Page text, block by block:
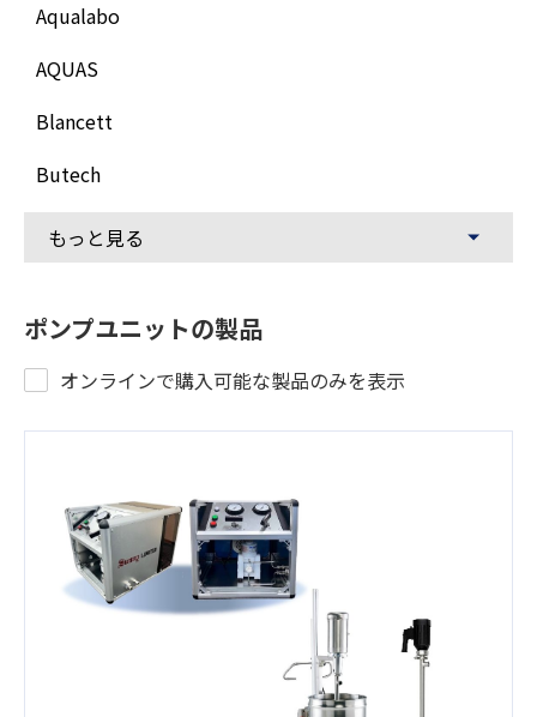
Aqualabo
AQUAS
Blancett
Butech
もっと見る
ポンプユニットの製品
オンラインで購入可能な製品のみを表示